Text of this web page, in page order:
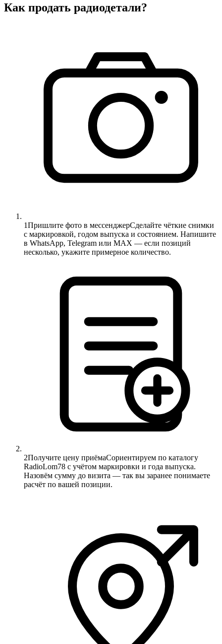
Как продать радиодетали?
1Пришлите фото в мессенджерСделайте чёткие снимки
с маркировкой, годом выпуска и состоянием. Напишите
в WhatsApp, Telegram или MAX — если позиций
несколько, укажите примерное количество.
2Получите цену приёмаСориентируем по каталогу
RadioLom78 с учётом маркировки и года выпуска.
Назовём сумму до визита — так вы заранее понимаете
расчёт по вашей позиции.